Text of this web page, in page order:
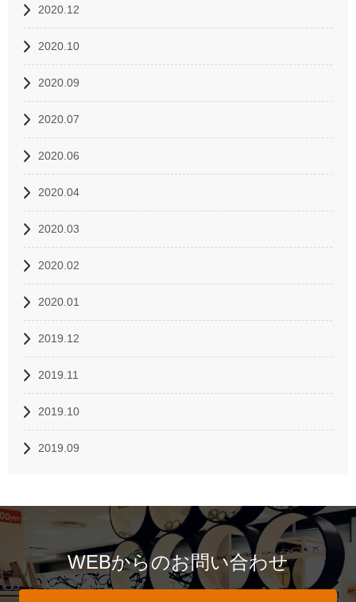
2020.12
2020.10
2020.09
2020.07
2020.06
2020.04
2020.03
2020.02
2020.01
2019.12
2019.11
2019.10
2019.09
WEBからのお問い合わせ